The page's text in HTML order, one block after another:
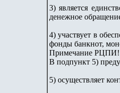
3) является
денежное
4) участвует в
фонды банкнот,
Примечание РЦПИ!
В подпункт 5)
5) осуществляет